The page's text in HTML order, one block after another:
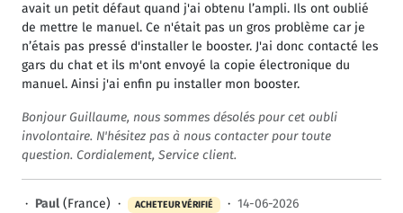
avait un petit défaut quand j'ai obtenu l’ampli. Ils ont oublié
de mettre le manuel. Ce n'était pas un gros problème car je
n’étais pas pressé d'installer le booster. J'ai donc contacté les
gars du chat et ils m'ont envoyé la copie électronique du
manuel. Ainsi j'ai enfin pu installer mon booster.
Bonjour Guillaume, nous sommes désolés pour cet oubli
involontaire. N'hésitez pas à nous contacter pour toute
question. Cordialement, Service client.
· Paul (France) · ACHETEUR VÉRIFIÉ · 14-06-2026